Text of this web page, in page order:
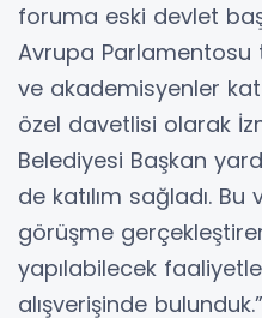
foruma eski devlet
Avrupa
ve akademisyenler
özel davetlisi olarak
Belediyesi Başkan
de katılım sağladı.
görüşme
yapılabilecek
alışverişinde bulunduk.”